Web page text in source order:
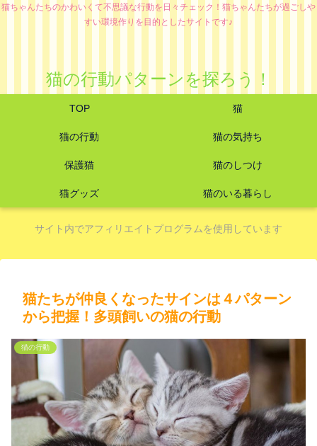
猫ちゃんたちのかわいくて不思議な行動を日々チェック！猫ちゃんたちが過ごしや
すい環境作りを目的としたサイトです♪
猫の行動パターンを探ろう！
TOP 猫
猫の行動 猫の気持ち
保護猫 猫のしつけ
猫グッズ 猫のいる暮らし
サイト内でアフィリエイトプログラムを使用しています
猫たちが仲良くなったサインは４パターン
から把握！多頭飼いの猫の行動
猫の行動